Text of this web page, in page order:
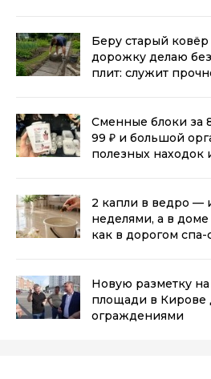
Беру старый
дорожку делаю
плит: служит
Сменные блоки за
99 ₽ и большой
полезных находок
2 капли в ведро —
неделями, а в
как в дорогом спа-
Новую разметку
площади в Кирове
ограждениями